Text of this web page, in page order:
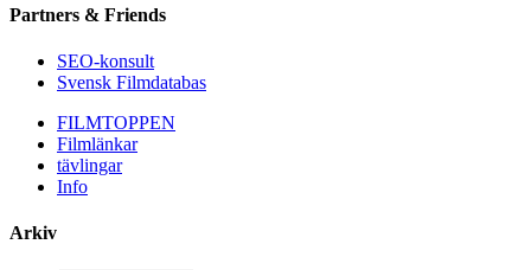
Partners & Friends
SEO-konsult
Svensk Filmdatabas
FILMTOPPEN
Filmlänkar
tävlingar
Info
Arkiv